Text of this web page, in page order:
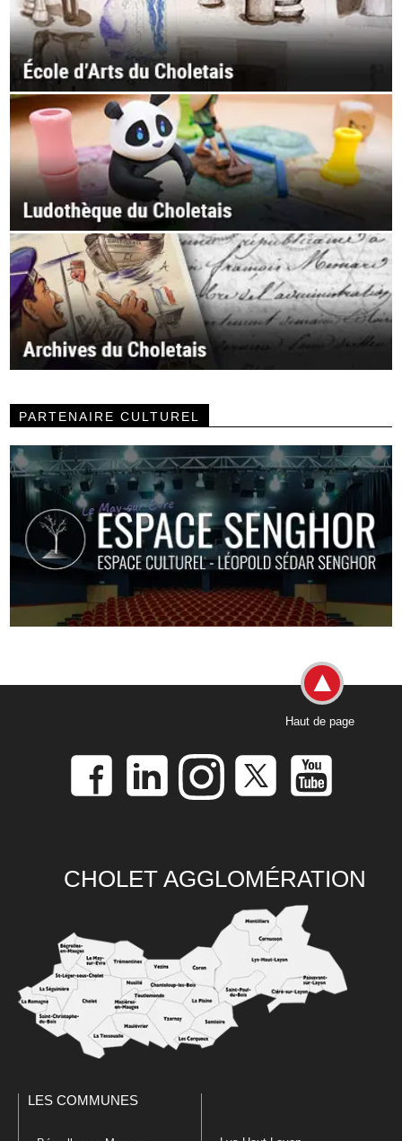
PARTENAIRE CULTUREL
Haut de page
CHOLET AGGLOMÉRATION
LES COMMUNES